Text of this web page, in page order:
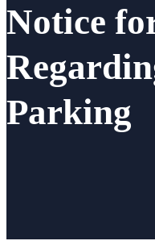
Notice
Parking